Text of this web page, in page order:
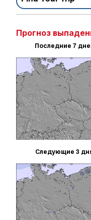
Прогноз
Последние 7
Следующие 3